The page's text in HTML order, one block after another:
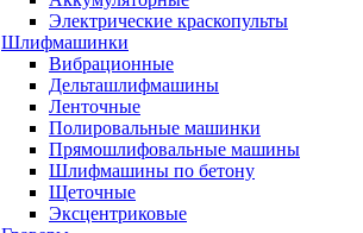
Электрические краскопульты
Шлифмашинки
Вибрационные
Дельташлифмашины
Ленточные
Полировальные машинки
Прямошлифовальные машины
Шлифмашины по бетону
Щеточные
Эксцентриковые